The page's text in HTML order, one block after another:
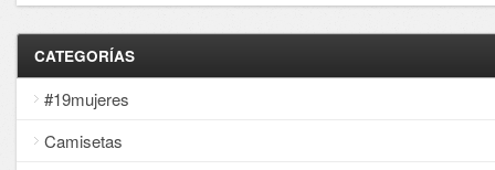
CATEGORÍAS
#19mujeres
Camisetas